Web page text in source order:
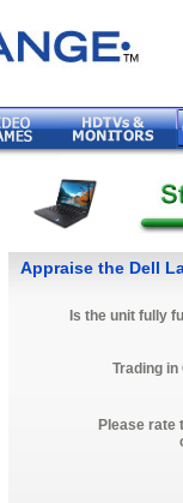
Appraise the Dell
Is the unit fully
Trading
Please rate